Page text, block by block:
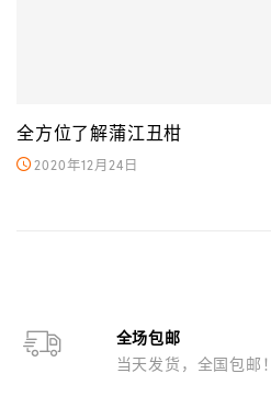
全方位了解蒲江丑柑
2020年12月24日
全场包邮
当天发货，全国包邮！